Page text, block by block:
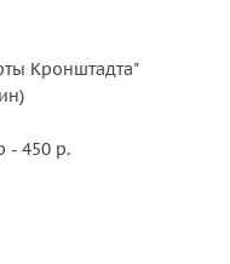
Кронштадта"
- 450 р.
на пароме